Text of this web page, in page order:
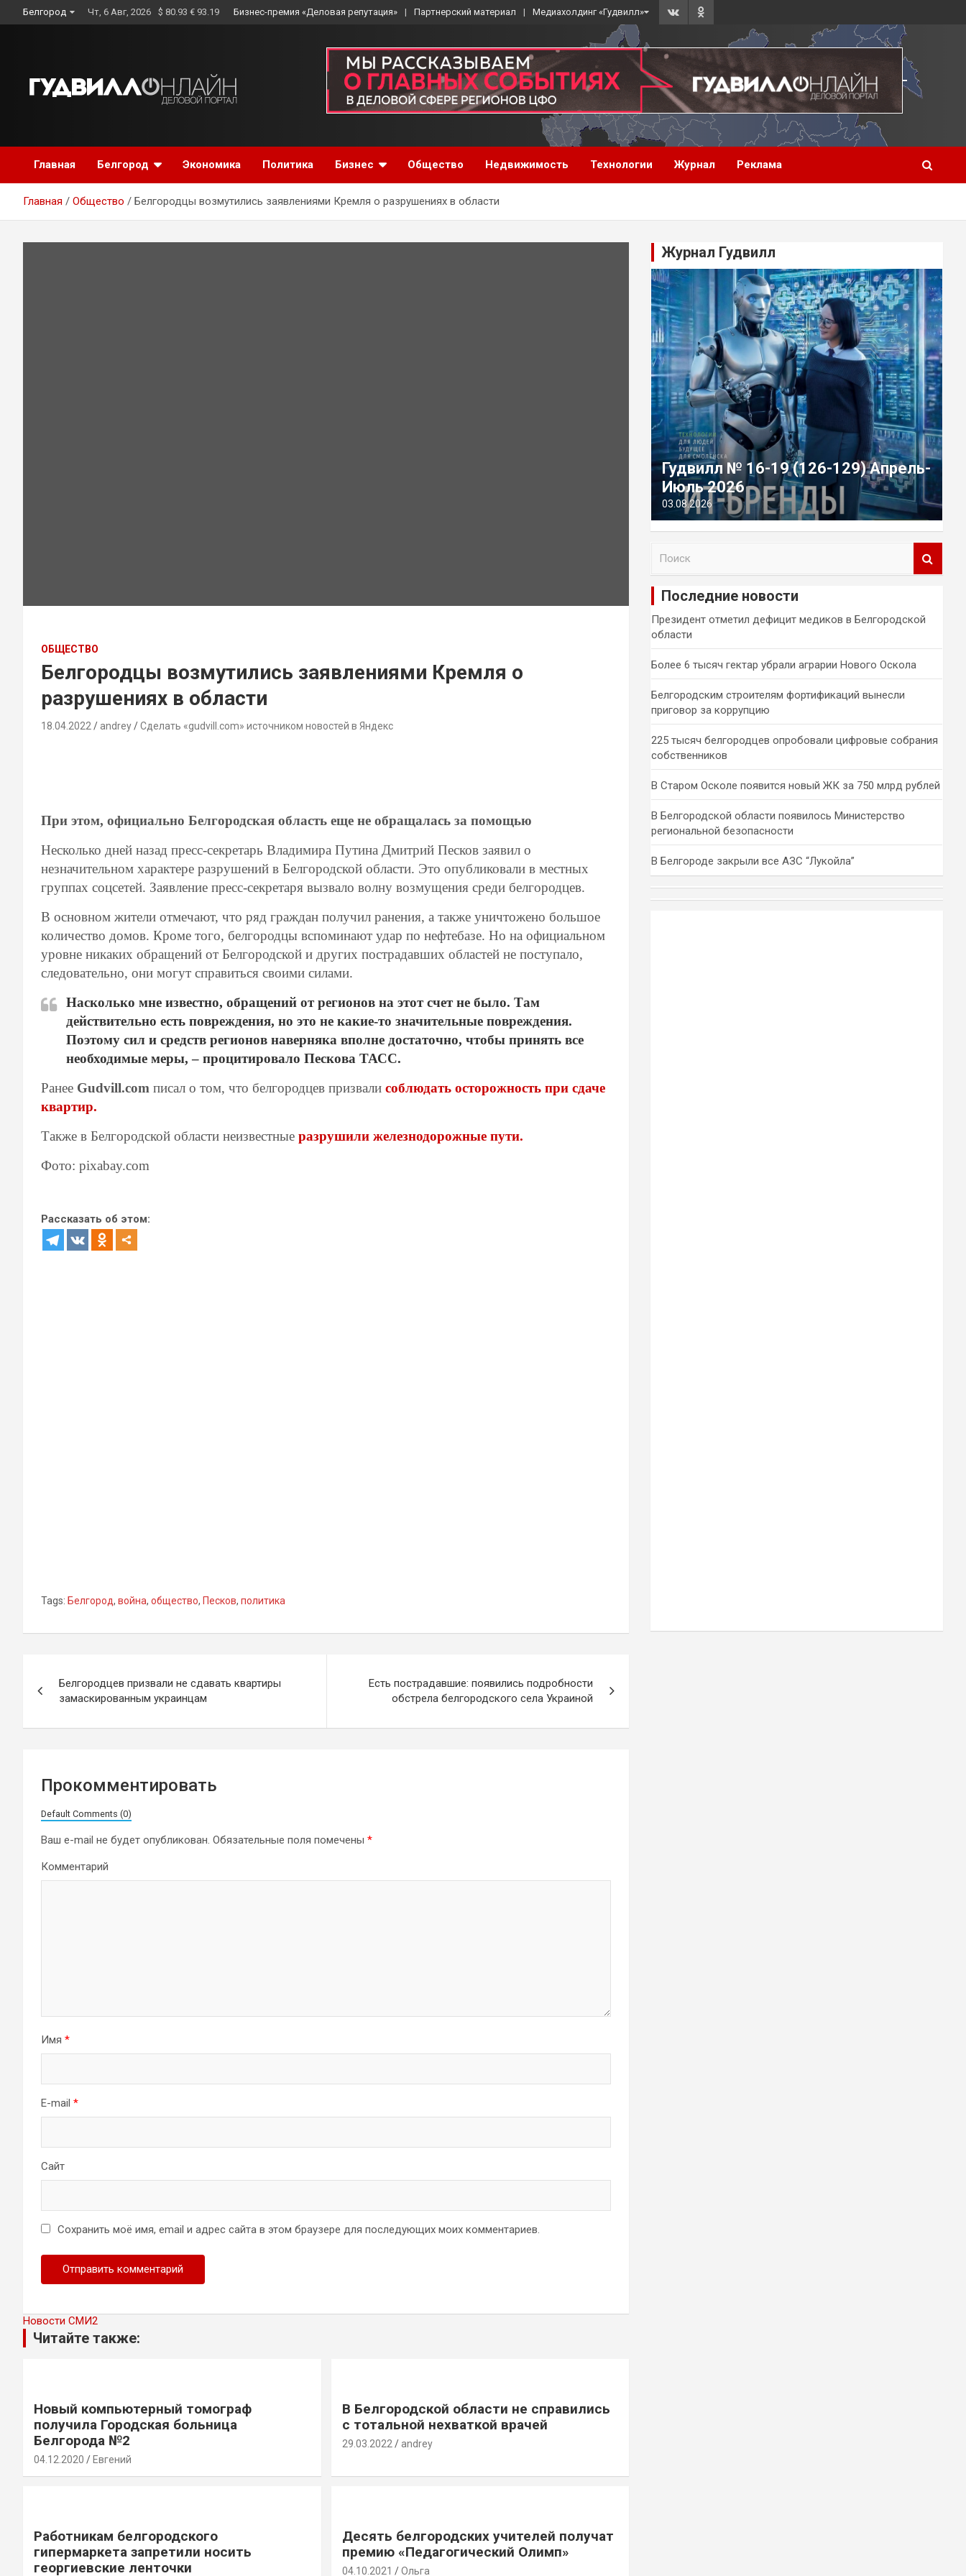
to
Белгород Чт, 6 Авг, 2026 $ 80.93 € 93.19 Бизнес-премия «Деловая репутация» Партнерский материал Медиахолдинг «Гудвилл»
Главная Белгород Экономика Политика Бизнес Общество Недвижимость Технологии Журнал Реклама
Главная Общество Белгородцы возмутились заявлениями Кремля о разрушениях в области
ОБЩЕСТВО
Белгородцы возмутились заявлениями Кремля о
разрушениях в области
18.04.2022 andrey Сделать «gudvill.com» источником новостей в Яндекс
При этом, официально Белгородская область еще не обращалась за помощью
Несколько дней назад пресс-секретарь Владимира Путина Дмитрий Песков заявил о
незначительном характере разрушений в Белгородской области. Это опубликовали в местных
группах соцсетей. Заявление пресс-секретаря вызвало волну возмущения среди белгородцев.
В основном жители отмечают, что ряд граждан получил ранения, а также уничтожено большое
количество домов. Кроме того, белгородцы вспоминают удар по нефтебазе. Но на официальном
уровне никаких обращений от Белгородской и других пострадавших областей не поступало,
следовательно, они могут справиться своими силами.
Насколько мне известно, обращений от регионов на этот счет не было. Там
действительно есть повреждения, но это не какие-то значительные повреждения.
Поэтому сил и средств регионов наверняка вполне достаточно, чтобы принять все
необходимые меры, – процитировало Пескова ТАСС.
Ранее Gudvill.com писал о том, что белгородцев призвали соблюдать осторожность при сдаче
квартир.
Также в Белгородской области неизвестные разрушили железнодорожные пути.
Фото: pixabay.com
Рассказать об этом:
Tags: Белгород, война, общество, Песков, политика
по
записям
Белгородцев призвали не сдавать квартиры
замаскированным украинцам
Есть пострадавшие: появились подробности
обстрела белгородского села Украиной
Прокомментировать
Default Comments (0)
Ваш e-mail не будет опубликован. Обязательные поля помечены *
Комментарий
Имя *
E-mail *
Сайт
Сохранить моё имя, email и адрес сайта в этом браузере для последующих моих комментариев.
Новости СМИ2
Читайте также:
Новый компьютерный томограф
получила Городская больница
Белгорода №2
04.12.2020 Евгений
В Белгородской области не справились
с тотальной нехваткой врачей
29.03.2022 andrey
Работникам белгородского
гипермаркета запретили носить
георгиевские ленточки
Десять белгородских учителей получат
премию «Педагогический Олимп»
04.10.2021 Ольга
Журнал Гудвилл
Гудвилл № 16-19 (126-129) Апрель-
Июль 2026
03.08.2026
и
Последние новости
Президент отметил дефицит медиков в Белгородской
области
Более 6 тысяч гектар убрали аграрии Нового Оскола
Белгородским строителям фортификаций вынесли
приговор за коррупцию
225 тысяч белгородцев опробовали цифровые собрания
собственников
В Старом Осколе появится новый ЖК за 750 млрд рублей
В Белгородской области появилось Министерство
региональной безопасности
В Белгороде закрыли все АЗС “Лукойла”